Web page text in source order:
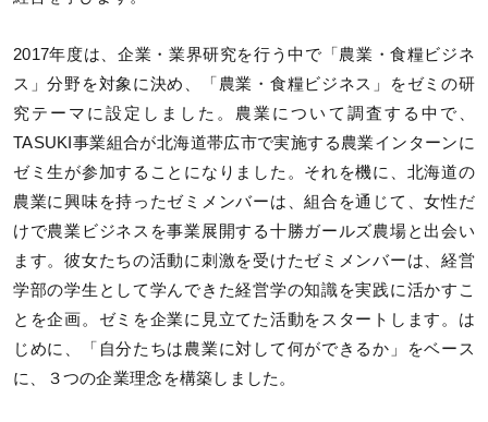
2017年度は、企業・業界研究を行う中で「農業・食糧ビジネ
ス」分野を対象に決め、「農業・食糧ビジネス」をゼミの研
究テーマに設定しました。農業について調査する中で、
TASUKI事業組合が北海道帯広市で実施する農業インターンに
ゼミ生が参加することになりました。それを機に、北海道の
農業に興味を持ったゼミメンバーは、組合を通じて、女性だ
けで農業ビジネスを事業展開する十勝ガールズ農場と出会い
ます。彼女たちの活動に刺激を受けたゼミメンバーは、経営
学部の学生として学んできた経営学の知識を実践に活かすこ
とを企画。ゼミを企業に見立てた活動をスタートします。は
じめに、「自分たちは農業に対して何ができるか」をベース
に、３つの企業理念を構築しました。